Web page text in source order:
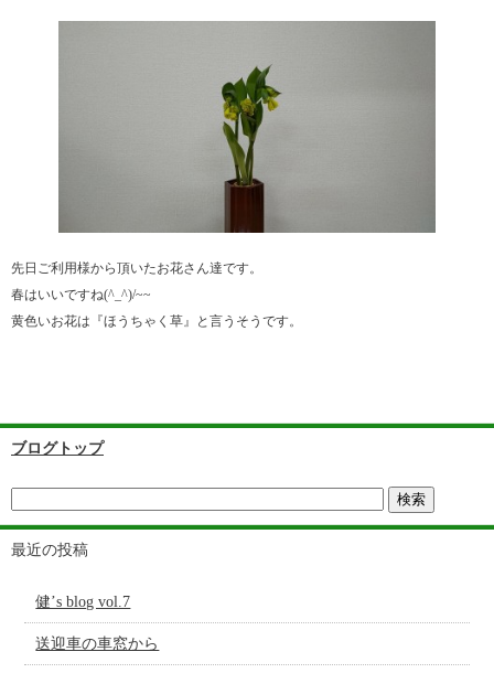
先日ご利用様から頂いたお花さん達です。
春はいいですね(^_^)/~~
黄色いお花は『ほうちゃく草』と言うそうです。
ブログトップ
最近の投稿
健’s blog vol.7
送迎車の車窓から